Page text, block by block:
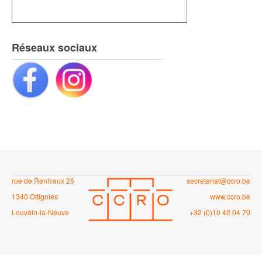
Réseaux sociaux
rue de Renivaux 25
1340 Ottignies
Louvain-la-Neuve
secretariat@ccro.be
www.ccro.be
+32 (0)10 42 04 70